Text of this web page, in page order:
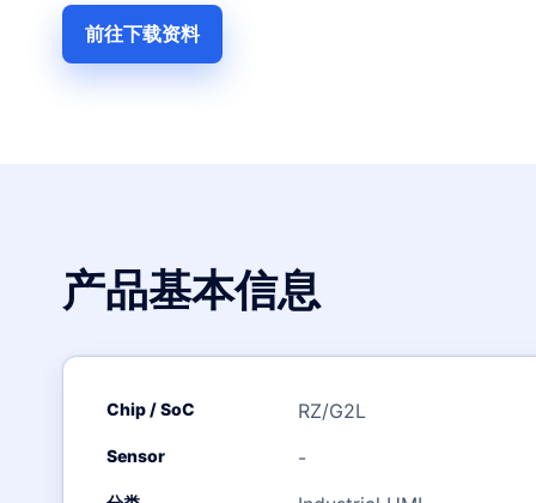
前往下载资料
产品基本信息
Chip / SoC RZ/G2L
Sensor -